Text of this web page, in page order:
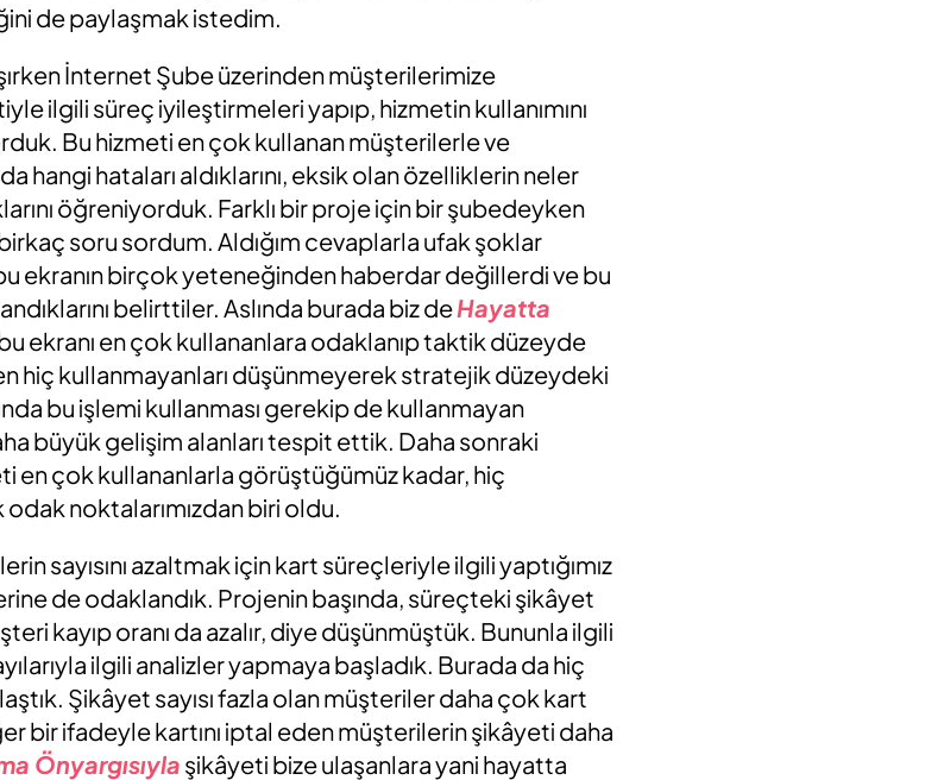
de paylaşmak istedim.
İnternet Şube üzerinden müşterilerimize
ilgili süreç iyileştirmeleri yapıp, hizmetin kullanımını
Bu hizmeti en çok kullanan müşterilerle ve
hangi hataları aldıklarını, eksik olan özelliklerin neler
öğreniyorduk. Farklı bir proje için bir şubedeyken
soru sordum. Aldığım cevaplarla ufak şoklar
ekranın birçok yeteneğinden haberdar değillerdi ve bu
belirttiler. Aslında burada biz deHayatta
ekranı en çok kullananlara odaklanıp taktik düzeyde
hiç kullanmayanları düşünmeyerek stratejik düzeydeki
bu işlemi kullanması gerekip de kullanmayan
büyük gelişim alanları tespit ettik. Daha sonraki
en çok kullananlarla görüştüğümüz kadar, hiç
noktalarımızdan biri oldu.
sayısını azaltmak için kart süreçleriyle ilgili yaptığımız
de odaklandık. Projenin başında, süreçteki şikâyet
kayıp oranı da azalır, diye düşünmüştük. Bununla ilgili
ilgili analizler yapmaya başladık. Burada da hiç
Şikâyet sayısı fazla olan müşteriler daha çok kart
bir ifadeyle kartını iptal eden müşterilerin şikâyeti daha
Önyargısıyla şikâyeti bize ulaşanlara yani hayatta